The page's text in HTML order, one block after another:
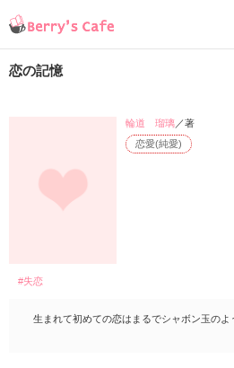
恋の記憶
恋愛(純愛)
輪道 瑠璃／著
#失恋
生まれて初めての恋はまるでシャボン玉のよ